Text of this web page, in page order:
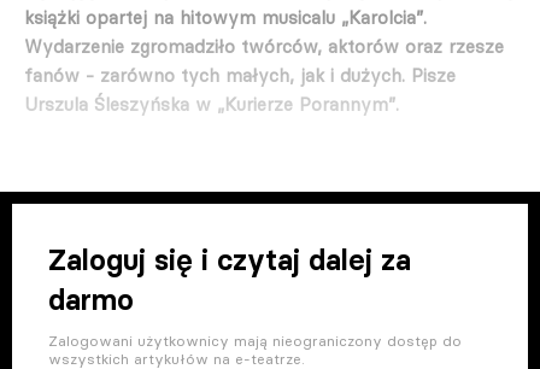
książki opartej na hitowym musicalu „Karolcia”.
Wydarzenie zgromadziło twórców, aktorów oraz rzesze
fanów - zarówno tych małych, jak i dużych. Pisze
Urszula Śleszyńska w „Kurierze Porannym”.
Zaloguj się i czytaj dalej za
darmo
Zalogowani użytkownicy mają nieograniczony dostęp do
wszystkich artykułów na e-teatrze.